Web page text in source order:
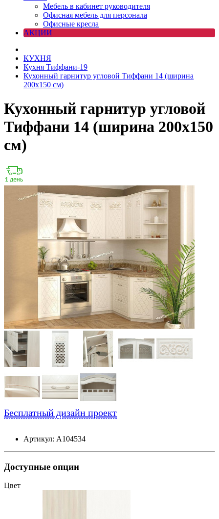
Мебель в кабинет руководителя
Офисная мебель для персонала
Офисные кресла
АКЦИИ
КУХНЯ
Кухня Тиффани-19
Кухонный гарнитур угловой Тиффани 14 (ширина
200х150 см)
Кухонный гарнитур угловой
Тиффани 14 (ширина 200х150
см)
Бесплатный дизайн проект
Артикул: А104534
Доступные опции
Цвет